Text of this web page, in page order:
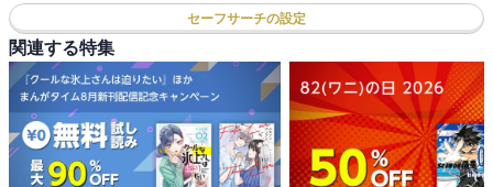
セーフサーチの設定
関連する特集